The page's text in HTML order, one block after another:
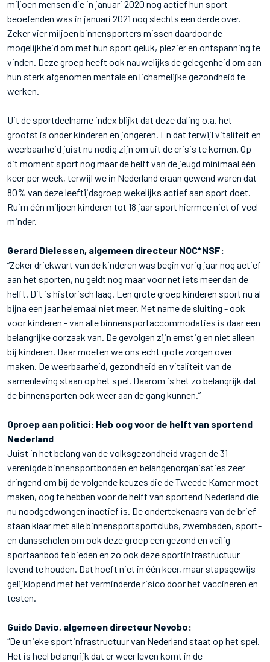
miljoen mensen die in januari 2020 nog actief hun sport
beoefenden was in januari 2021 nog slechts een derde over.
Zeker vier miljoen binnensporters missen daardoor de
mogelijkheid om met hun sport geluk, plezier en ontspanning te
vinden. Deze groep heeft ook nauwelijks de gelegenheid om aan
hun sterk afgenomen mentale en lichamelijke gezondheid te
werken.
Uit de sportdeelname index blijkt dat deze daling o.a. het
grootst is onder kinderen en jongeren. En dat terwijl vitaliteit en
weerbaarheid juist nu nodig zijn om uit de crisis te komen. Op
dit moment sport nog maar de helft van de jeugd minimaal één
keer per week, terwijl we in Nederland eraan gewend waren dat
80% van deze leeftijdsgroep wekelijks actief aan sport doet.
Ruim één miljoen kinderen tot 18 jaar sport hiermee niet of veel
minder.
Gerard Dielessen, algemeen directeur NOC*NSF:
“Zeker driekwart van de kinderen was begin vorig jaar nog actief
aan het sporten, nu geldt nog maar voor net iets meer dan de
helft. Dit is historisch laag. Een grote groep kinderen sport nu al
bijna een jaar helemaal niet meer. Met name de sluiting - ook
voor kinderen - van alle binnensportaccommodaties is daar een
belangrijke oorzaak van. De gevolgen zijn ernstig en niet alleen
bij kinderen. Daar moeten we ons echt grote zorgen over
maken. De weerbaarheid, gezondheid en vitaliteit van de
samenleving staan op het spel. Daarom is het zo belangrijk dat
de binnensporten ook weer aan de gang kunnen.”
Oproep aan politici: Heb oog voor de helft van sportend
Nederland
Juist in het belang van de volksgezondheid vragen de 31
verenigde binnensportbonden en belangenorganisaties zeer
dringend om bij de volgende keuzes die de Tweede Kamer moet
maken, oog te hebben voor de helft van sportend Nederland die
nu noodgedwongen inactief is. De ondertekenaars van de brief
staan klaar met alle binnensportsportclubs, zwembaden, sport-
en dansscholen om ook deze groep een gezond en veilig
sportaanbod te bieden en zo ook deze sportinfrastructuur
levend te houden. Dat hoeft niet in één keer, maar stapsgewijs
gelijklopend met het verminderde risico door het vaccineren en
testen.
Guido Davio, algemeen directeur Nevobo:
“De unieke sportinfrastructuur van Nederland staat op het spel.
Het is heel belangrijk dat er weer leven komt in de